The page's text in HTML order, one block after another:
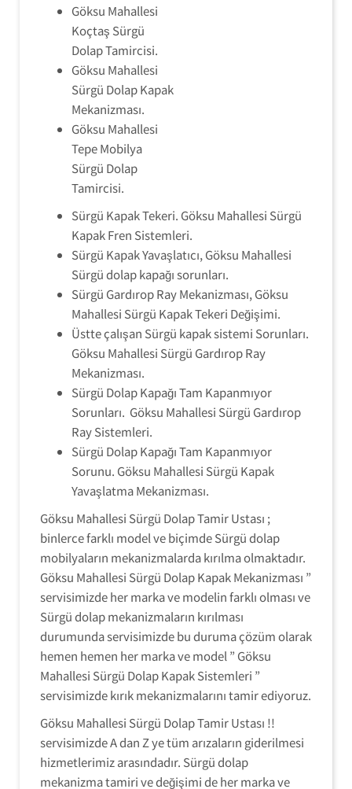
Göksu Mahallesi
Koçtaş Sürgü
Dolap Tamircisi.
Göksu Mahallesi
Sürgü Dolap Kapak
Mekanizması.
Göksu Mahallesi
Tepe Mobilya
Sürgü Dolap
Tamircisi.
Sürgü Kapak Tekeri. Göksu Mahallesi Sürgü
Kapak Fren Sistemleri.
Sürgü Kapak Yavaşlatıcı, Göksu Mahallesi
Sürgü dolap kapağı sorunları.
Sürgü Gardırop Ray Mekanizması, Göksu
Mahallesi Sürgü Kapak Tekeri Değişimi.
Üstte çalışan Sürgü kapak sistemi Sorunları.
Göksu Mahallesi Sürgü Gardırop Ray
Mekanizması.
Sürgü Dolap Kapağı Tam Kapanmıyor
Sorunları. Göksu Mahallesi Sürgü Gardırop
Ray Sistemleri.
Sürgü Dolap Kapağı Tam Kapanmıyor
Sorunu. Göksu Mahallesi Sürgü Kapak
Yavaşlatma Mekanizması.
Göksu Mahallesi Sürgü Dolap Tamir Ustası ;
binlerce farklı model ve biçimde Sürgü dolap
mobilyaların mekanizmalarda kırılma olmaktadır.
Göksu Mahallesi Sürgü Dolap Kapak Mekanizması ”
servisimizde her marka ve modelin farklı olması ve
Sürgü dolap mekanizmaların kırılması
durumunda servisimizde bu duruma çözüm olarak
hemen hemen her marka ve model ” Göksu
Mahallesi Sürgü Dolap Kapak Sistemleri ”
servisimizde kırık mekanizmalarını tamir ediyoruz.
Göksu Mahallesi Sürgü Dolap Tamir Ustası !!
servisimizde A dan Z ye tüm arızaların giderilmesi
hizmetlerimiz arasındadır. Sürgü dolap
mekanizma tamiri ve değişimi de her marka ve